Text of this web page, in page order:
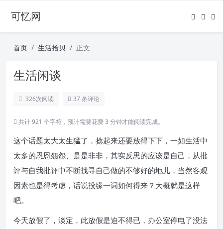
可忆网
首页 生活拾贝 正文
生活闲谈
326次阅读 37 条评论
共计 921 个字符，预计需要花费 3 分钟才能阅读完成。
这个话题太大太生猛了，捻起来还要放得下下，一如生活中
太多的恩恩怨怨、是是非非，其实反思的应该是自己，从批
评与自我批评中不断找寻自己做的不够好的地儿，当然客观
因素也是得考虑，话说投缘一词如何得来？大概就是这样
吧。
今天放假了，淡定，此放假是迫不得已，办公室停电了没法